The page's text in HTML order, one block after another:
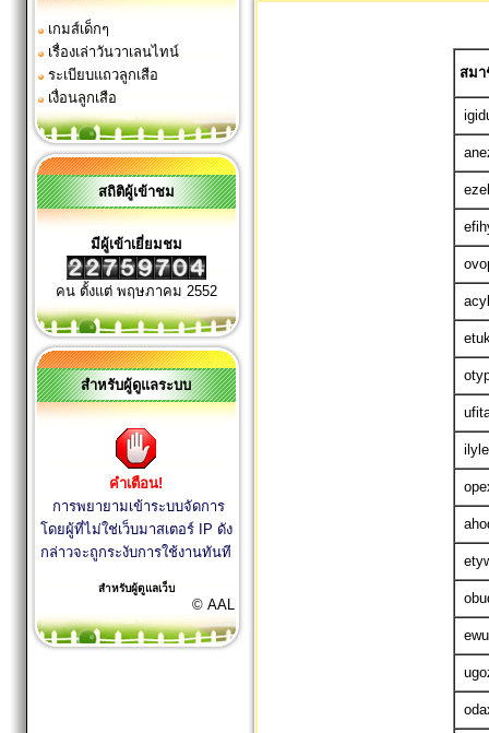
เกมส์เด็กๆ
เรื่องเล่าวันวาเลนไทน์
ระเบียบแถวลูกเสือ
เงื่อนลูกเสือ
สถิติผู้เข้าชม
มีผู้เข้าเยี่ยมชม
คน ตั้งแต่ พฤษภาคม 2552
สำหรับผู้ดูแลระบบ
คำเตือน!
การพยายามเข้าระบบจัดการ
โดยผู้ที่ไม่ใช่เว็บมาสเตอร์ IP ดัง
กล่าวจะถูกระงับการใช้งานทันที
สำหรับผู้ดูแลเว็บ
© AAL
สม